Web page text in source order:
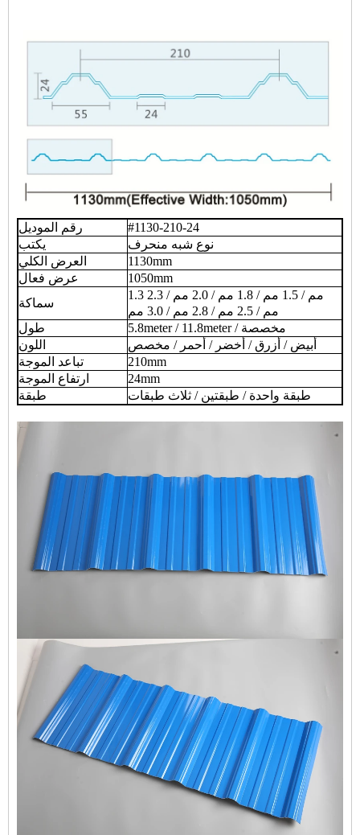
رقم الموديل
#1130-210-24
يكتب
نوع شبه منحرف
العرض الكلي
1130mm
عرض فعال
1050mm
سماكة
1.3 مم / 1.5 مم / 1.8 مم / 2.0 مم / 2.3
مم / 2.5 مم / 2.8 مم / 3.0 مم
طول
5.8meter / 11.8meter / مخصصة
اللون
أبيض / أزرق / أخضر / أحمر / مخصص
تباعد الموجة
210mm
ارتفاع الموجة
24mm
طبقة
طبقة واحدة / طبقتين / ثلاث طبقات